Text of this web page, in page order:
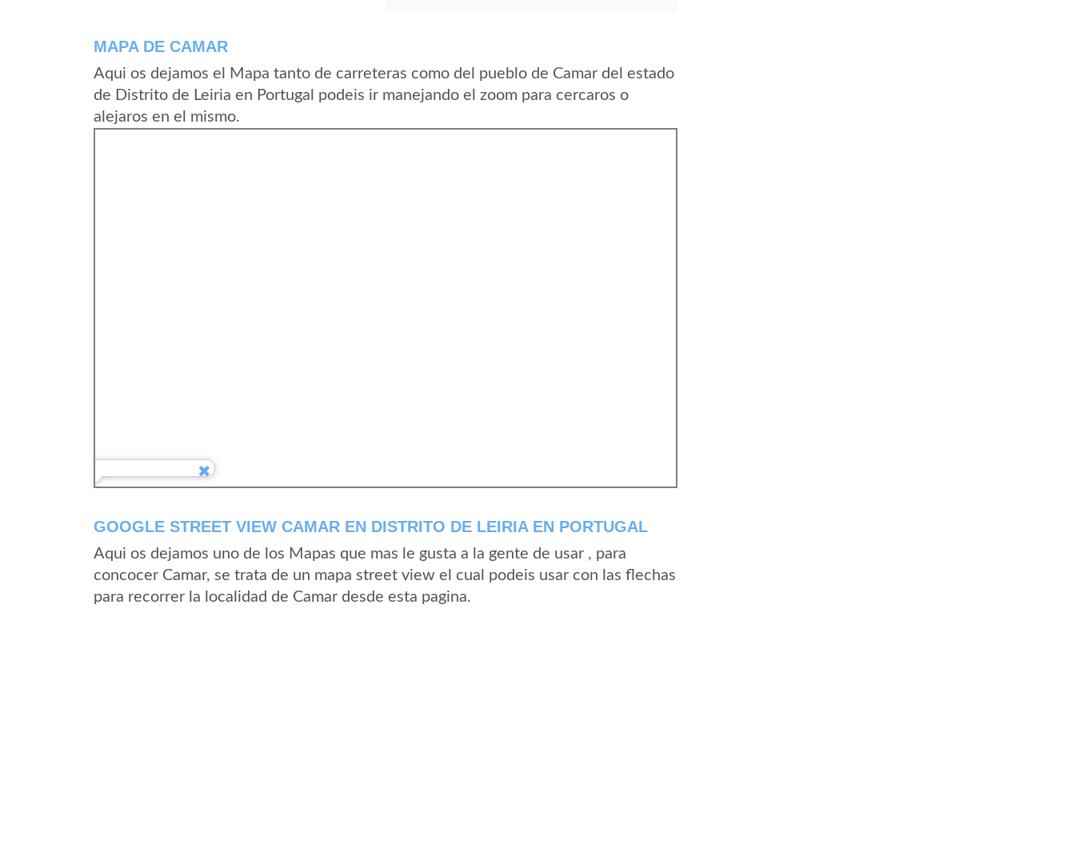
MAPA DE CAMAR
Aqui os dejamos el Mapa tanto de carreteras como del pueblo de Camar del estado
de Distrito de Leiria en Portugal podeis ir manejando el zoom para cercaros o
alejaros en el mismo.
GOOGLE STREET VIEW CAMAR EN DISTRITO DE LEIRIA EN PORTUGAL
Aqui os dejamos uno de los Mapas que mas le gusta a la gente de usar , para
concocer Camar, se trata de un mapa street view el cual podeis usar con las flechas
para recorrer la localidad de Camar desde esta pagina.